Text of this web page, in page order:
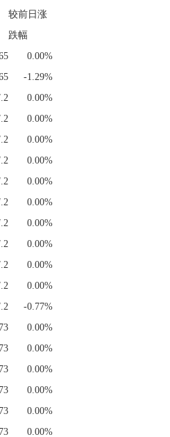
较前日涨
跌幅
0.00%
-1.29%
0.00%
0.00%
0.00%
0.00%
0.00%
0.00%
0.00%
0.00%
0.00%
0.00%
-0.77%
0.00%
0.00%
0.00%
0.00%
0.00%
0.00%